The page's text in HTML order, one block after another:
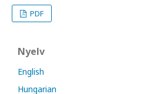
PDF
Nyelv
English
Hungarian